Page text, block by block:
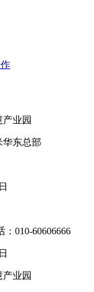
业园
华东总部
010-60606666
业园